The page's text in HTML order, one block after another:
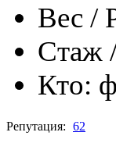
Вес /
Стаж
Кто:
Репутация: 62